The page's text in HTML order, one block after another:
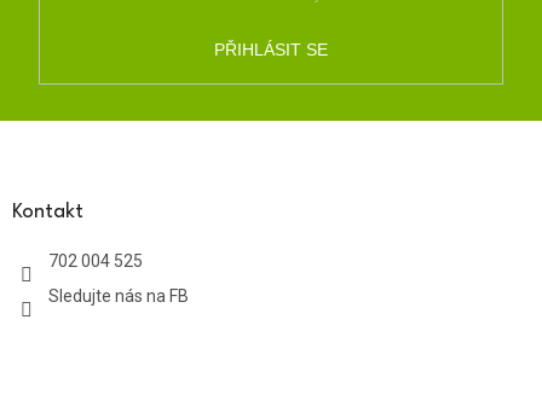
PŘIHLÁSIT SE
Kontakt
702 004 525
Sledujte nás na FB